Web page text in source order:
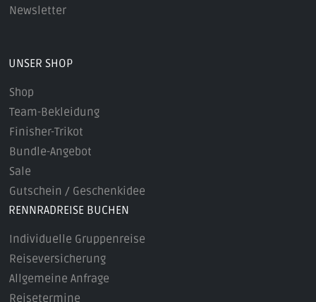
Newsletter
UNSER SHOP
Shop
Team-Bekleidung
Finisher-Trikot
Bundle-Angebot
Sale
Gutschein / Geschenkidee
RENNRADREISE BUCHEN
Individuelle Gruppenreise
Reiseversicherung
Allgemeine Anfrage
Reisetermine